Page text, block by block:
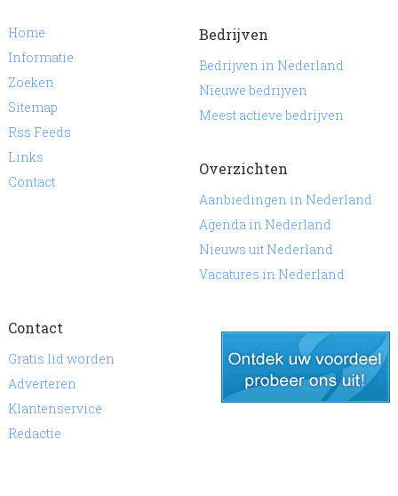
Home
Informatie
Zoeken
Sitemap
Rss Feeds
Links
Contact
Bedrijven
Bedrijven in Nederland
Nieuwe bedrijven
Meest actieve bedrijven
Overzichten
Aanbiedingen in Nederland
Agenda in Nederland
Nieuws uit Nederland
Vacatures in Nederland
Contact
Gratis lid worden
Adverteren
Klantenservice
Redactie